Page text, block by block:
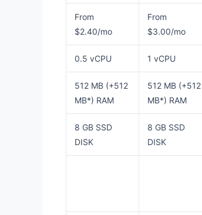
From
$2.40/mo
From
$3.00/mo
0.5 vCPU 1 vCPU
512 MB (+512
MB*) RAM
512 MB (+512
MB*) RAM
8 GB SSD
DISK
8 GB SSD
DISK